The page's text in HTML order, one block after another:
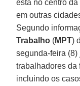
está no centro
em outras
Segundo
Trabalho (MPT)
segunda-feira
trabalhadores da
incluindo os